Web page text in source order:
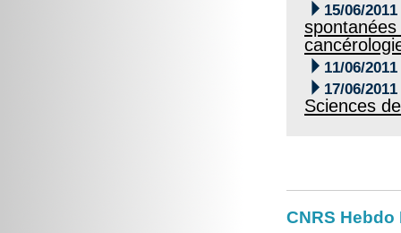
 15/06/2011
 11/06/2011
 17/06/2011
Sciences
CNRS